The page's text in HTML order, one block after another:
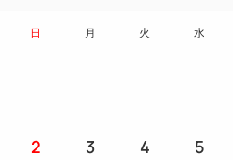
■アクセス・駐車場
日 月 火 水
2 3 4 5